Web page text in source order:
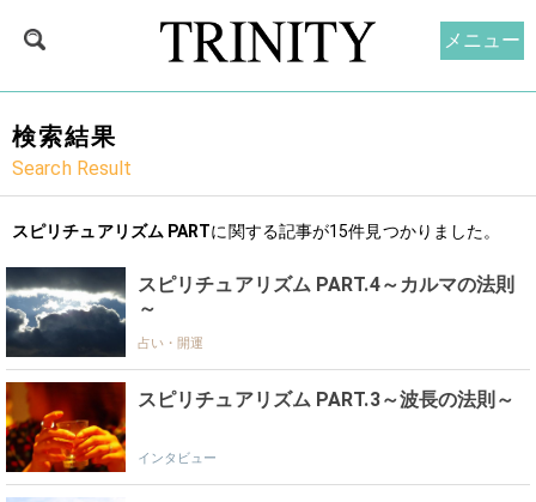
検索結果
Search Result
スピリチュアリズム PARTに関する記事が15件見つかりました。
占い・開運
スピリチュアリズム PART.4～カルマの法則
～
インタビュー
スピリチュアリズム PART.3～波長の法則～
メニュー